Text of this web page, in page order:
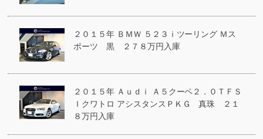
２０１５年 ＢＭＷ ５２３ｉツーリング Ｍス
ポーツ 黒 ２７８万円入庫
２０１５年 Ａｕｄｉ Ａ５クーペ２．０ＴＦＳ
Ｉクワトロ アシスタンスＰＫＧ 真珠 ２１
８万円入庫